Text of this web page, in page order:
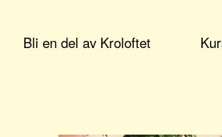
Bli en del av Kroloftet